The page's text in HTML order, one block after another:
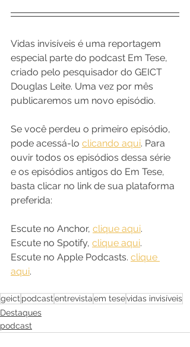
Vidas invisíveis é uma reportagem
especial parte do podcast Em Tese,
criado pelo pesquisador do GEICT
Douglas Leite. Uma vez por mês
publicaremos um novo episódio.
Se você perdeu o primeiro episódio,
pode acessá-lo clicando aqui. Para
ouvir todos os episódios dessa série
e os episódios antigos do Em Tese,
basta clicar no link de sua plataforma
preferida:
Escute no Anchor, clique aqui.
Escute no Spotify, clique aqui.
Escute no Apple Podcasts. clique
aqui.
geict podcastentrevistaem tesevidas invisíveis
Destaques
podcast